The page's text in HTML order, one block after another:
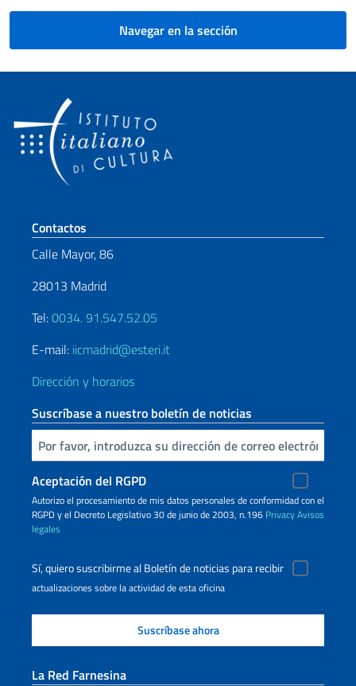
Navegar en la sección
Sezione footer
Contactos
Calle Mayor, 86
28013 Madrid
Tel:0034. 91.547.52.05
E-mail: iicmadrid@esteri.it
Dirección y horarios
Suscríbase a nuestro boletín de noticias
Inserta tu correo electronico
Aceptación del RGPD
Autorizo ​​el procesamiento de mis datos personales de conformidad con el
RGPD y el Decreto Legislativo 30 de junio de 2003, n.196 PrivacyAvisos
legales
Sí, quiero suscribirme al Boletín de noticias para recibir
actualizaciones sobre la actividad de esta oficina
La Red Farnesina